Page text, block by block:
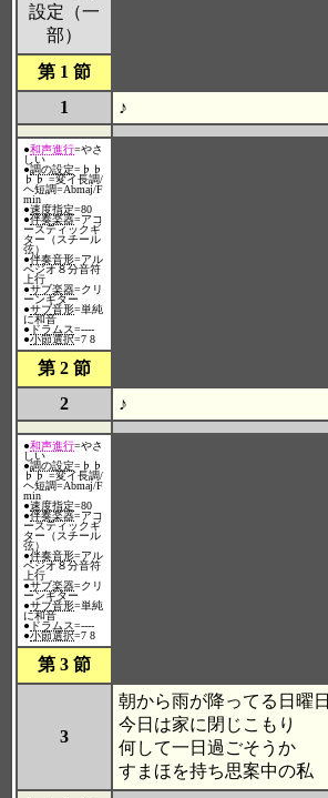
設定（一
部）
第 1 節
1
♪
●和声進行=やさ
しい
●調の設定=♭♭
♭♭ =変イ長調/
ヘ短調=Abmaj/F
min
●速度指定=80
●伴奏楽器=アコ
ースティックギ
ター（スチール
弦）
●伴奏音形=アル
ペジオ８分音符
上行
●サブ楽器=クリ
ーンギター
●サブ音形=単純
に和音
● ドラムス=----
●小節選択=7 8
第 2 節
2
♪
●和声進行=やさ
しい
●調の設定=♭♭
♭♭ =変イ長調/
ヘ短調=Abmaj/F
min
●速度指定=80
●伴奏楽器=アコ
ースティックギ
ター（スチール
弦）
●伴奏音形=アル
ペジオ８分音符
上行
●サブ楽器=クリ
ーンギター
●サブ音形=単純
に和音
● ドラムス=----
●小節選択=7 8
第 3 節
3
朝から雨が降ってる日曜日
今日は家に閉じこもり
何して一日過ごそうか
すまほを持ち思案中の私